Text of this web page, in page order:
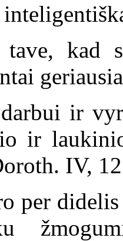
kad
darbui ir
ir
IV,
per